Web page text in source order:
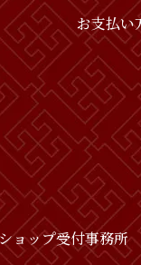
お支払い
ョップ受付事務所